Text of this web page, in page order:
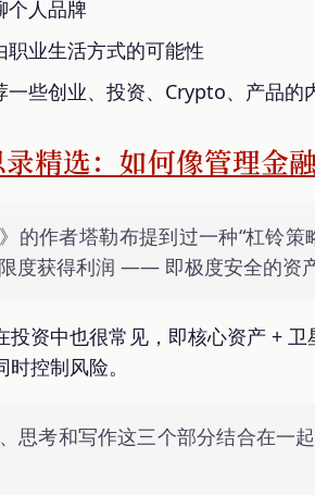
个人品牌
职业生活方式的可能性
一些创业、投资、Crypto、产品的
精选：如何像管理金
》的作者塔勒布提到过一种“杠铃
度获得利润 —— 即极度安全的资
投资中也很常见，即核心资产 +
控制风险。
思考和写作这三个部分结合在一